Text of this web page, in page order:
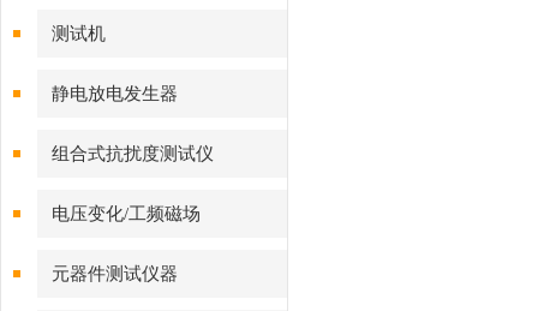
测试机
静电放电发生器
组合式抗扰度测试仪
电压变化/工频磁场
VMT/VVT/MFT系列
元器件测试仪器